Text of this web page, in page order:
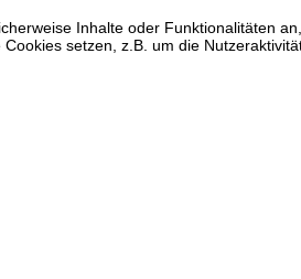
Inhalte oder Funktionalitäten
setzen, z.B. um die